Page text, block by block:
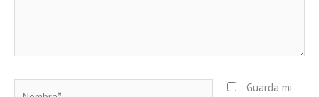
Guarda mi